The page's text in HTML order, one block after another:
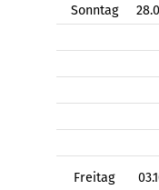
Sonntag
Freitag